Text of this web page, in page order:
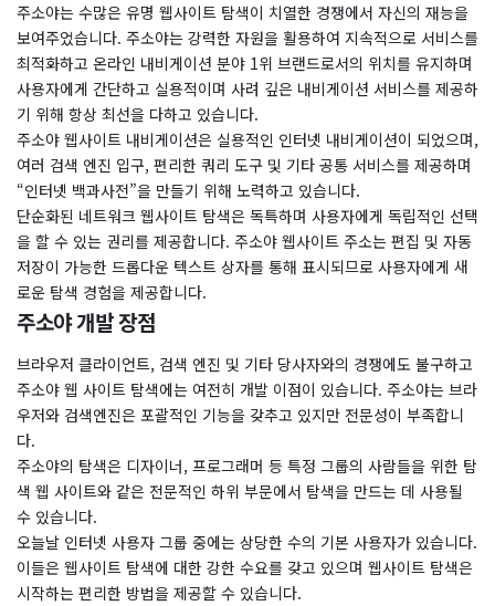
주소야는 수많은 유명 웹사이트 탐색이 치열한 경쟁에서 자신의 재능을
보여주었습니다. 주소야는 강력한 자원을 활용하여 지속적으로 서비스를
최적화하고 온라인 내비게이션 분야 1위 브랜드로서의 위치를 ​​유지하며
사용자에게 간단하고 실용적이며 사려 깊은 내비게이션 서비스를 제공하
기 위해 항상 최선을 다하고 있습니다.
주소야 웹사이트 내비게이션은 실용적인 인터넷 내비게이션이 되었으며,
여러 검색 엔진 입구, 편리한 쿼리 도구 및 기타 공통 서비스를 제공하며
“인터넷 백과사전”을 만들기 위해 노력하고 있습니다.
단순화된 네트워크 웹사이트 탐색은 독특하며 사용자에게 독립적인 선택
을 할 수 있는 권리를 제공합니다. 주소야 웹사이트 주소는 편집 및 자동
저장이 가능한 드롭다운 텍스트 상자를 통해 표시되므로 사용자에게 새
로운 탐색 경험을 제공합니다.
주소야 개발 장점
브라우저 클라이언트, 검색 엔진 및 기타 당사자와의 경쟁에도 불구하고
주소야 웹 사이트 탐색에는 여전히 개발 이점이 있습니다. 주소야는 브라
우저와 검색엔진은 포괄적인 기능을 갖추고 있지만 전문성이 부족합니
다.
주소야의 탐색은 디자이너, 프로그래머 등 특정 그룹의 사람들을 위한 탐
색 웹 사이트와 같은 전문적인 하위 부문에서 탐색을 만드는 데 사용될
수 있습니다.
오늘날 인터넷 사용자 그룹 중에는 상당한 수의 기본 사용자가 있습니다.
이들은 웹사이트 탐색에 대한 강한 수요를 갖고 있으며 웹사이트 탐색은
시작하는 편리한 방법을 제공할 수 있습니다.